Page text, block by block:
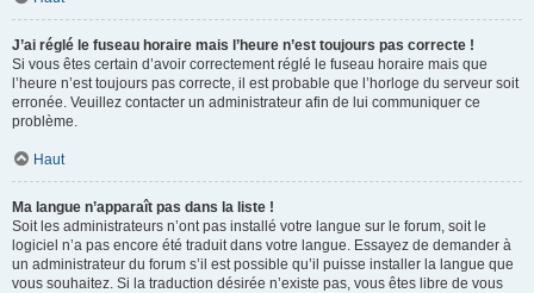
J’ai réglé le fuseau horaire mais l’heure n’est toujours pas correcte !
Si vous êtes certain d’avoir correctement réglé le fuseau horaire mais que
l’heure n’est toujours pas correcte, il est probable que l’horloge du serveur soit
erronée. Veuillez contacter un administrateur afin de lui communiquer ce
problème.
Haut
Ma langue n’apparaît pas dans la liste !
Soit les administrateurs n’ont pas installé votre langue sur le forum, soit le
logiciel n’a pas encore été traduit dans votre langue. Essayez de demander à
un administrateur du forum s’il est possible qu’il puisse installer la langue que
vous souhaitez. Si la traduction désirée n’existe pas, vous êtes libre de vous